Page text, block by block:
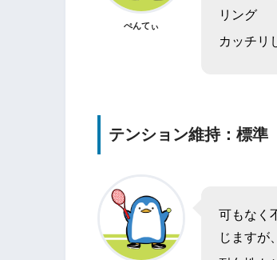
ぺんてぃ
リング
カッチリ
テンション維持：標準
可もなく
じますが